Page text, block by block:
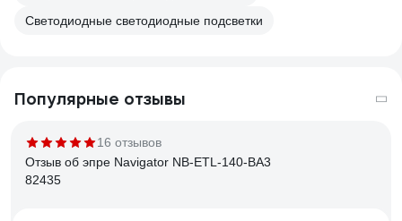
Светодиодные светодиодные подсветки
Популярные отзывы
16 отзывов
Отзыв об эпре Navigator NB-ETL-140-BA3
82435